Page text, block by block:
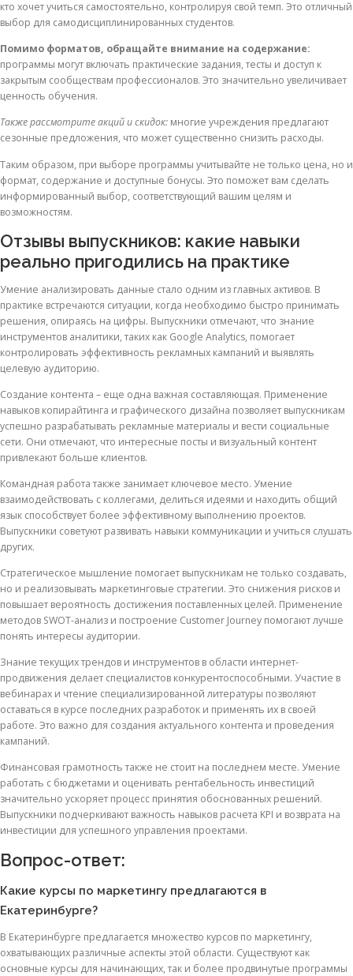
кто хочет учиться самостоятельно, контролируя свой темп. Это отличный
выбор для самодисциплинированных студентов.
Помимо форматов, обращайте внимание на содержание:
программы могут включать практические задания, тесты и доступ к
закрытым сообществам профессионалов. Это значительно увеличивает
ценность обучения.
Также рассмотрите акций и скидок: многие учреждения предлагают
сезонные предложения, что может существенно снизить расходы.
Таким образом, при выборе программы учитывайте не только цена, но и
формат, содержание и доступные бонусы. Это поможет вам сделать
информированный выбор, соответствующий вашим целям и
возможностям.
Отзывы выпускников: какие навыки
реально пригодились на практике
Умение анализировать данные стало одним из главных активов. В
практике встречаются ситуации, когда необходимо быстро принимать
решения, опираясь на цифры. Выпускники отмечают, что знание
инструментов аналитики, таких как Google Analytics, помогает
контролировать эффективность рекламных кампаний и выявлять
целевую аудиторию.
Создание контента – еще одна важная составляющая. Применение
навыков копирайтинга и графического дизайна позволяет выпускникам
успешно разрабатывать рекламные материалы и вести социальные
сети. Они отмечают, что интересные посты и визуальный контент
привлекают больше клиентов.
Командная работа также занимает ключевое место. Умение
взаимодействовать с коллегами, делиться идеями и находить общий
язык способствует более эффективному выполнению проектов.
Выпускники советуют развивать навыки коммуникации и учиться слушать
других.
Стратегическое мышление помогает выпускникам не только создавать,
но и реализовывать маркетинговые стратегии. Это снижения рисков и
повышает вероятность достижения поставленных целей. Применение
методов SWOT-анализ и построение Customer Journey помогают лучше
понять интересы аудитории.
Знание текущих трендов и инструментов в области интернет-
продвижения делает специалистов конкурентоспособными. Участие в
вебинарах и чтение специализированной литературы позволяют
оставаться в курсе последних разработок и применять их в своей
работе. Это важно для создания актуального контента и проведения
кампаний.
Финансовая грамотность также не стоит на последнем месте. Умение
работать с бюджетами и оценивать рентабельность инвестиций
значительно ускоряет процесс принятия обоснованных решений.
Выпускники подчеркивают важность навыков расчета KPI и возврата на
инвестиции для успешного управления проектами.
Вопрос-ответ:
Какие курсы по маркетингу предлагаются в
Екатеринбурге?
В Екатеринбурге предлагается множество курсов по маркетингу,
охватывающих различные аспекты этой области. Существуют как
основные курсы для начинающих, так и более продвинутые программы